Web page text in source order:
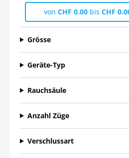
von CHF 0.00bis CHF
Grösse
Geräte-Typ
Rauchsäule
Anzahl Züge
Verschlussart